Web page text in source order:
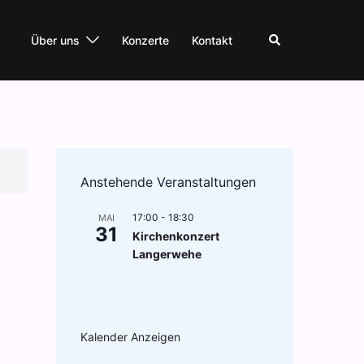
Über uns Konzerte Kontakt Suche
Anstehende Veranstaltungen
MAI
31
17:00 - 18:30
Kirchenkonzert
Langerwehe
Kalender Anzeigen